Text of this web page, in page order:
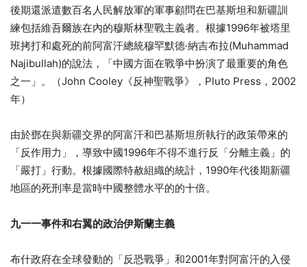
後期還派遣數百名人民解放軍的軍事顧問在巴基斯坦和新疆訓
練包括維吾爾族在內的穆斯林聖戰主義者。根據1996年被塔里
班拷打和處死的前阿富汗總統穆罕默德·納吉布拉(Muhammad
Najibullah)的說法，「中國方面在戰爭中扮演了最重要的角色
之一」。（John Cooley《反神聖戰爭》，Pluto Press，2002
年）
由於鄧在與新疆交界的阿富汗和巴基斯坦所執行的政策帶來的
「反作用力」，導致中國1996年不得不進行反「分離主義」的
「嚴打」行動。根據國際特赦組織的統計，1990年代後期新疆
地區的死刑率是當時中國整體水平的的十倍。
九一一事件和右翼的政治伊斯蘭主義
布什政府在全球發動的「反恐戰爭」和2001年對阿富汗的入侵